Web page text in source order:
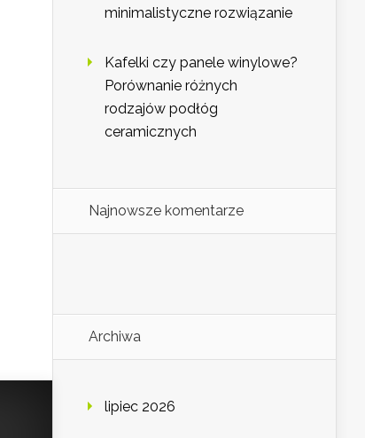
minimalistyczne rozwiązanie
Kafelki czy panele winylowe?
Porównanie różnych
rodzajów podłóg
ceramicznych
Najnowsze komentarze
Archiwa
lipiec 2026